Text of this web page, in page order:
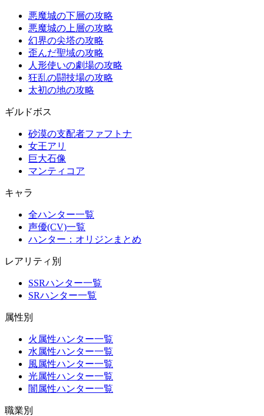
悪魔城の下層の攻略
悪魔城の上層の攻略
幻界の尖塔の攻略
歪んだ聖域の攻略
人形使いの劇場の攻略
狂乱の闘技場の攻略
太初の地の攻略
ギルドボス
砂漠の支配者ファフトナ
女王アリ
巨大石像
マンティコア
キャラ
全ハンター一覧
声優(CV)一覧
ハンター：オリジンまとめ
レアリティ別
SSRハンター一覧
SRハンター一覧
属性別
火属性ハンター一覧
水属性ハンター一覧
風属性ハンター一覧
光属性ハンター一覧
闇属性ハンター一覧
職業別